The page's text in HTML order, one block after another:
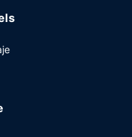
zaspokoi bar
biznesowe oraz